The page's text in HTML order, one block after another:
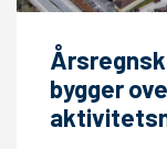
bygger